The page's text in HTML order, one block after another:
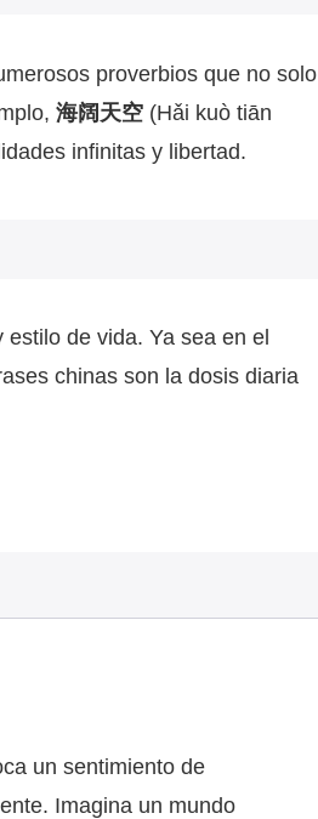
proverbios que no solo
海阔天空 (Hǎi kuò tiān
infinitas y libertad.
de vida. Ya sea en el
chinas son la dosis diaria
un sentimiento de
Imagina un mundo